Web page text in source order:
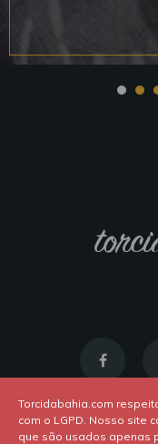
Torcidabahia.com
com o LGPD. Nosso site
que são usados apenas